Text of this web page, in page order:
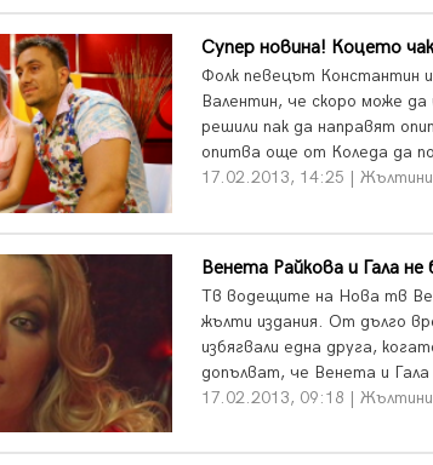
Супер новина! Коцето
Фолк певецът Константин
Валентин, че скоро може
решили пак да направят
опитва още от Коледа да
17.02.2013, 14:25 | Жълтини
Венета Райкова и Гала не
Тв водещите на Нова тв
жълти издания. От дълго
избягвали една друга,
допълват, че Венета и
17.02.2013, 09:18 | Жълтини